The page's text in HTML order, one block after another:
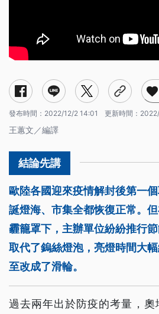
發布時間： 2022/12/2 14:01 更新時間：
王蕙文／編譯
歐陸各國迎來疫情解封後第一
誕燈海、市集全都恢復正常。
霾籠罩下，主辦單位紛紛推行
取代了鎢絲燈泡，亮燈時間大
至改成了滑輪。
過去兩年出於防疫的考量，